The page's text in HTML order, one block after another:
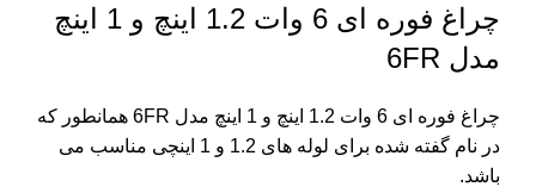
چراغ فوره ای 6 وات 1.2 اینچ و 1 اینچ
مدل 6FR
چراغ فوره ای 6 وات 1.2 اینچ و 1 اینچ مدل 6FR همانطور که
در نام گفته شده برای لوله های 1.2 و 1 اینچی مناسب می
باشد.